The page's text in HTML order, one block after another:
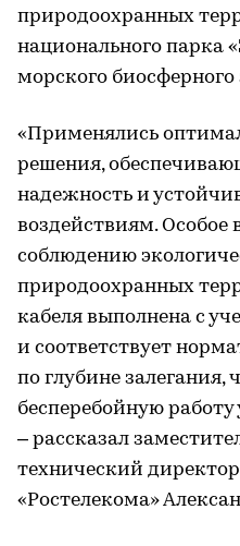
природоохранных
национального парка
морского
«Применялись
решения,
надежность и
воздействиям. Особое
соблюдению
природоохранных
кабеля выполнена с
и соответствует
по глубине залегания,
бесперебойную работу
– рассказал
технический
«Ростелекома»